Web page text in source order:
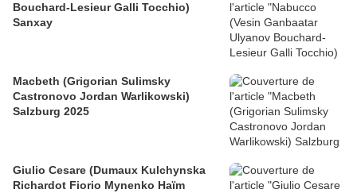
Bouchard-Lesieur Galli Tocchio)
Sanxay
Macbeth (Grigorian Sulimsky
Castronovo Jordan Warlikowski)
Salzburg 2025
Giulio Cesare (Dumaux Kulchynska
Richardot Fiorio Mynenko Haïm